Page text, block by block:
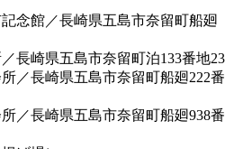
念館／長崎県五島市奈留町船廻
長崎県五島市奈留町泊133番地23
／長崎県五島市奈留町船廻222番
／長崎県五島市奈留町船廻938番